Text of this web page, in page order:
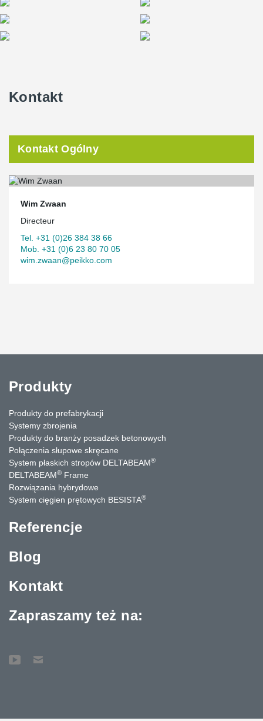
Kontakt
Kontakt Ogólny
Wim Zwaan
Directeur
Tel. +31 (0)26 384 38 66
Mob. +31 (0)6 23 80 70 05
wim.zwaan@peikko.com
Produkty
Produkty do prefabrykacji
Systemy zbrojenia
Produkty do branży posadzek betonowych
Połączenia słupowe skręcane
System płaskich stropów DELTABEAM®
DELTABEAM® Frame
Rozwiązania hybrydowe
System cięgien prętowych BESISTA®
Referencje
Blog
Kontakt
Zapraszamy też na: